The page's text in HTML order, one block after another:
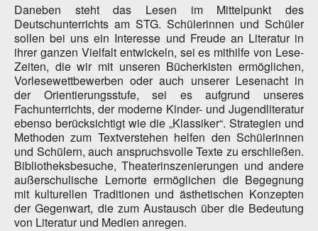
Daneben steht das Lesen im Mittelpunkt des
Deutschunterrichts am STG. Schülerinnen und Schüler
sollen bei uns ein Interesse und Freude an Literatur in
ihrer ganzen Vielfalt entwickeln, sei es mithilfe von Lese-
Zeiten, die wir mit unseren Bücherkisten ermöglichen,
Vorlesewettbewerben oder auch unserer Lesenacht in
der Orientierungsstufe, sei es aufgrund unseres
Fachunterrichts, der moderne Kinder- und Jugendliteratur
ebenso berücksichtigt wie die „Klassiker“. Strategien und
Methoden zum Textverstehen helfen den Schülerinnen
und Schülern, auch anspruchsvolle Texte zu erschließen.
Bibliotheksbesuche, Theaterinszenierungen und andere
außerschulische Lernorte ermöglichen die Begegnung
mit kulturellen Traditionen und ästhetischen Konzepten
der Gegenwart, die zum Austausch über die Bedeutung
von Literatur und Medien anregen.